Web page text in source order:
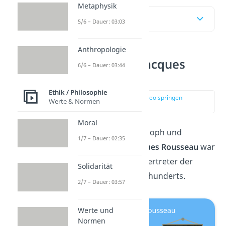
Inhaltsübersicht
Wer war Jean-Jacques
Rousseau?
zur Stelle im Video springen
Der französische Philosoph und
Schriftsteller
Jean-Jacques Rousseau war
einer der wichtigsten Vertreter der
Aufklärung des 18. Jahrhunderts.
Metaphysik
5/6 – Dauer: 03:03
Anthropologie
6/6 – Dauer: 03:44
Ethik / Philosophie
Werte & Normen
Moral
1/7 – Dauer: 02:35
Solidarität
2/7 – Dauer: 03:57
Werte und
Normen